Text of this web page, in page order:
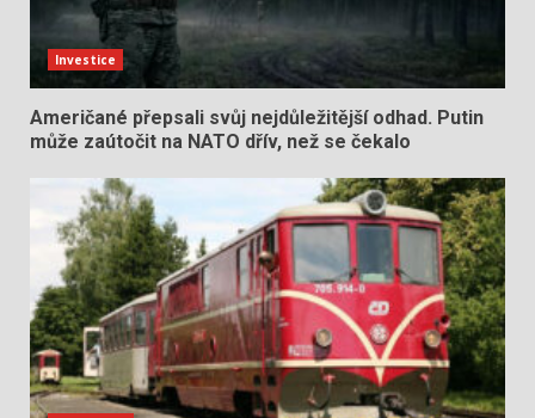
Investice
Američané přepsali svůj nejdůležitější odhad. Putin
může zaútočit na NATO dřív, než se čekalo